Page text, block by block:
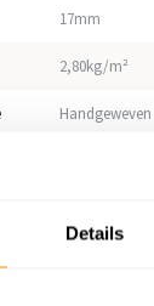
Details
17mm
2,80kg/m²
Handgeweven